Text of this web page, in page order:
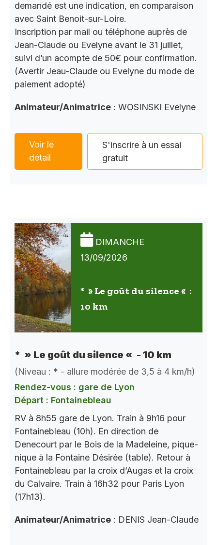
demandé est une indication, en comparaison
avec Saint Benoit-sur-Loire.
Inscription par mail ou téléphone auprès de
Jean-Claude ou Evelyne avant le 31 juillet,
suivi d’un acompte de 50€ pour confirmation.
(Avertir Jeau-Claude ou Evelyne du mode de
paiement adopté)
Animateur/Animatrice : WOSINSKI Evelyne
Voir le
détail
S'inscrire à un essai
gratuit
DIMANCHE
13/09/2026
* » Le goût du silence « :
10 km
* » Le goût du silence « - 10 km
(Niveau : * - allure modérée de 3,5 à 4 km/h)
Rendez-vous : gare de Lyon
Départ : Fontainebleau
RV à 8h55 gare de Lyon. Train à 9h16 pour
Fontainebleau (10h). En direction de
Denecourt par le Bois de la Madeleine, pique-
nique à la Fontaine Désirée (table). Retour à
Fontainebleau par la croix d’Augas et la croix
du Calvaire. Train à 16h32 pour Paris Lyon
(17h13).
Animateur/Animatrice : DENIS Jean-Claude